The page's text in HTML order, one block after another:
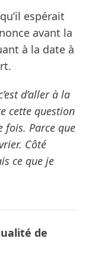
espérait
avant la
à la date à
d’aller à la
cette question
fois. Parce que
Côté
ce que je
de